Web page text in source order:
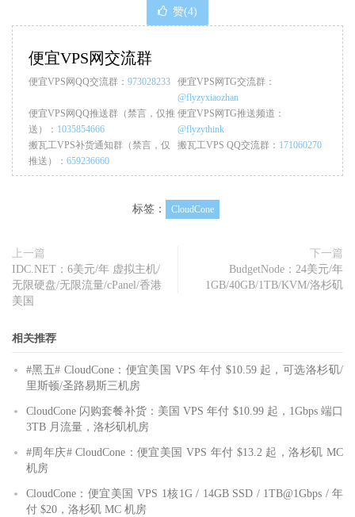
赞(4)
便宜VPS网交流群
便宜VPS网QQ交流群： 973028233
便宜VPS网TG交流群：
@flyzyxiaozhan
便宜VPS网QQ推送群（禁言，仅推
送）： 1035854666
便宜VPS网TG推送频道：
@flyzythink
搬瓦工VPS补货通知群（禁言，仅
推送）： 659236660
搬瓦工VPS QQ交流群： 171060270
标签： CloudCone
上一篇
IDC.NET：6美元/年 虚拟主机/
无限硬盘/无限流量/cPanel/香港
美国
下一篇
BudgetNode：24美元/年
1GB/40GB/1TB/KVM/洛杉矶
相关推荐
#黑五# CloudCone：便宜美国 VPS 年付 $10.59 起，可选洛杉矶/
里斯顿/圣路易斯三机房
CloudCone 闪购套餐补货：美国 VPS 年付 $10.99 起，1Gbps 端口
3TB 月流量，洛杉矶机房
#周年庆# CloudCone：便宜美国 VPS 年付 $13.2 起，洛杉矶 MC
机房
CloudCone：便宜美国 VPS 1核1G / 14GB SSD / 1TB@1Gbps / 年
付 $20，洛杉矶 MC 机房